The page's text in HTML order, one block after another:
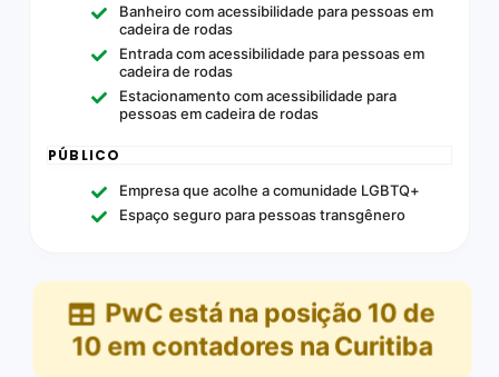
Banheiro com acessibilidade para pessoas em
cadeira de rodas
Entrada com acessibilidade para pessoas em
cadeira de rodas
Estacionamento com acessibilidade para
pessoas em cadeira de rodas
PÚBLICO
Empresa que acolhe a comunidade LGBTQ+
Espaço seguro para pessoas transgênero
PwC está na posição10 de
10 em contadores na Curitiba